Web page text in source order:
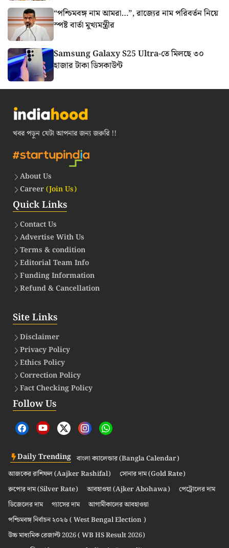
“পশ্চিমবঙ্গ নাম আমরা…”, রাজ্যের নাম পরিবর্তন নিয়ে
স্পষ্ট বার্তা মুখ্যমন্ত্রীর
Samsung Galaxy S25 Ultra-তে মিলছে ৩০
হাজার টাকা ডিসকাউন্ট
খবর পড়ুন যেটা আপনার জন্য জরুরি !!
About Us
Career(Join Us)
Quick Links
Contact Us
Advertise With Us
Terms & condition
Editorial Team Info
Funding Information
Refund & Cancellation
Site Links
Disclaimer
Privacy Policy
Ethics Policy
Correction Policy
Fact Checking Policy
Follow Us
Daily Trending বাংলা ক্যালেন্ডার (Bangla Calendar)
আজকের রাশিফল (Aajker Rashifal)
সোনার দাম (Gold Rate)
রুপোর দাম (Silver Rate)
আবহাওয়া (Ajker Abohawa)
পেট্রোলের দাম
ডিজেলের দাম
গ্যাসের দাম
আগামীকালের আবহাওয়া
পশ্চিমবঙ্গ নির্বাচন ২০২৬ ( West Bengal Election )
উচ্চ মাধ্যমিক রেজাল্ট 2026 ( WB HS Result 2026)